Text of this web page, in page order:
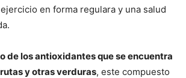
en forma regulara y una salud
de los antioxidantes que se encuentra
y otras verduras, este compuesto